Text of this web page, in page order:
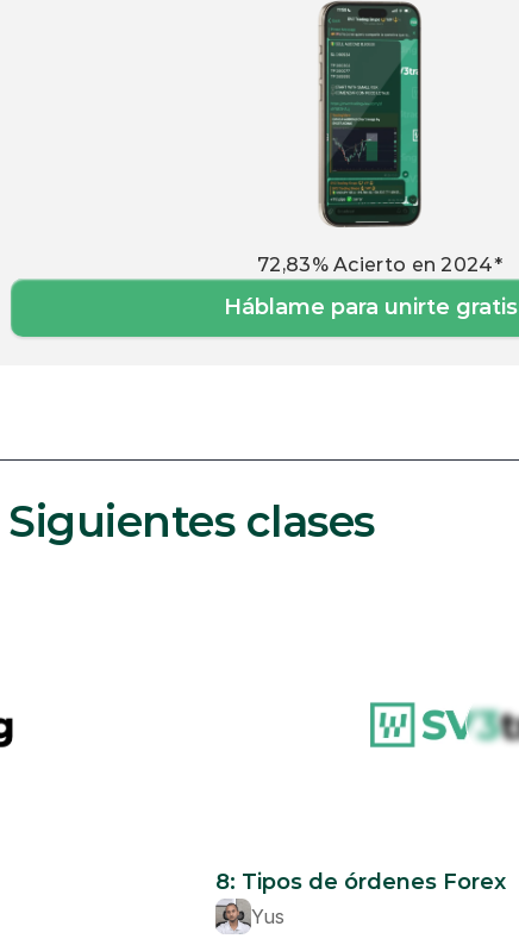
72,83% Acierto en 2024*
Háblame para unirte gratis
Siguientes clases
8: Tipos de órdenes Forex
Yus